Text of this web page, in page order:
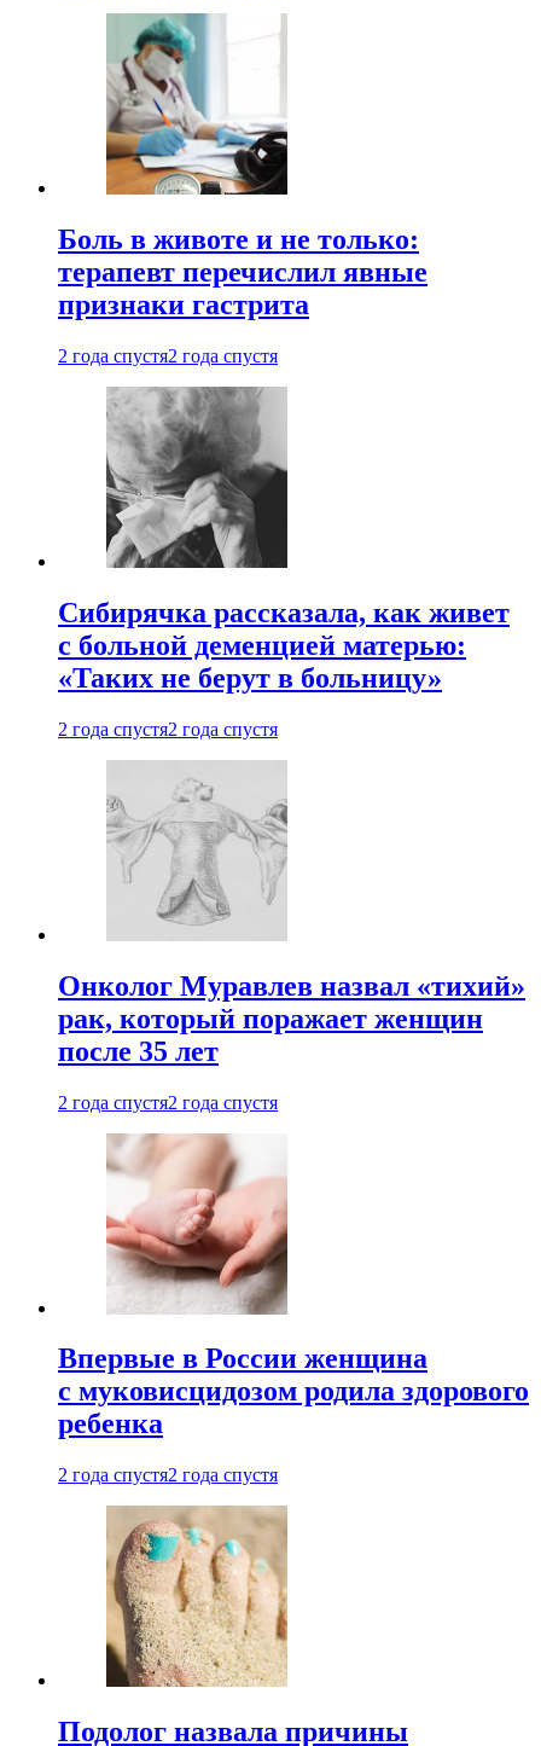
Боль в животе и не только:
терапевт перечислил явные
признаки гастрита
2 года спустя2 года спустя
Сибирячка рассказала, как живет
с больной деменцией матерью:
«Таких не берут в больницу»
2 года спустя2 года спустя
Онколог Муравлев назвал «тихий»
рак, который поражает женщин
после 35 лет
2 года спустя2 года спустя
Впервые в России женщина
с муковисцидозом родила здорового
ребенка
2 года спустя2 года спустя
Подолог назвала причины